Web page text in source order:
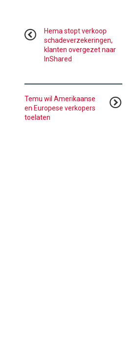
Hema stopt verkoop
schadeverzekeringen,
klanten overgezet naar
InShared
Temu wil Amerikaanse
en Europese verkopers
toelaten